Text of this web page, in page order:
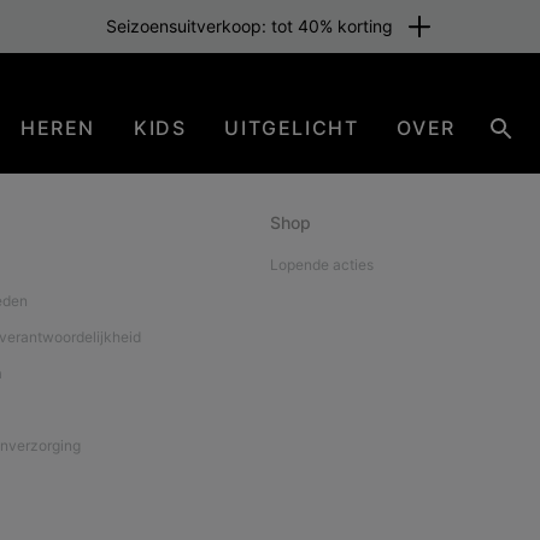
Seizoensuitverkoop: tot 40% korting
HEREN KIDS UITGELICHT OVER
Shop
Lopende acties